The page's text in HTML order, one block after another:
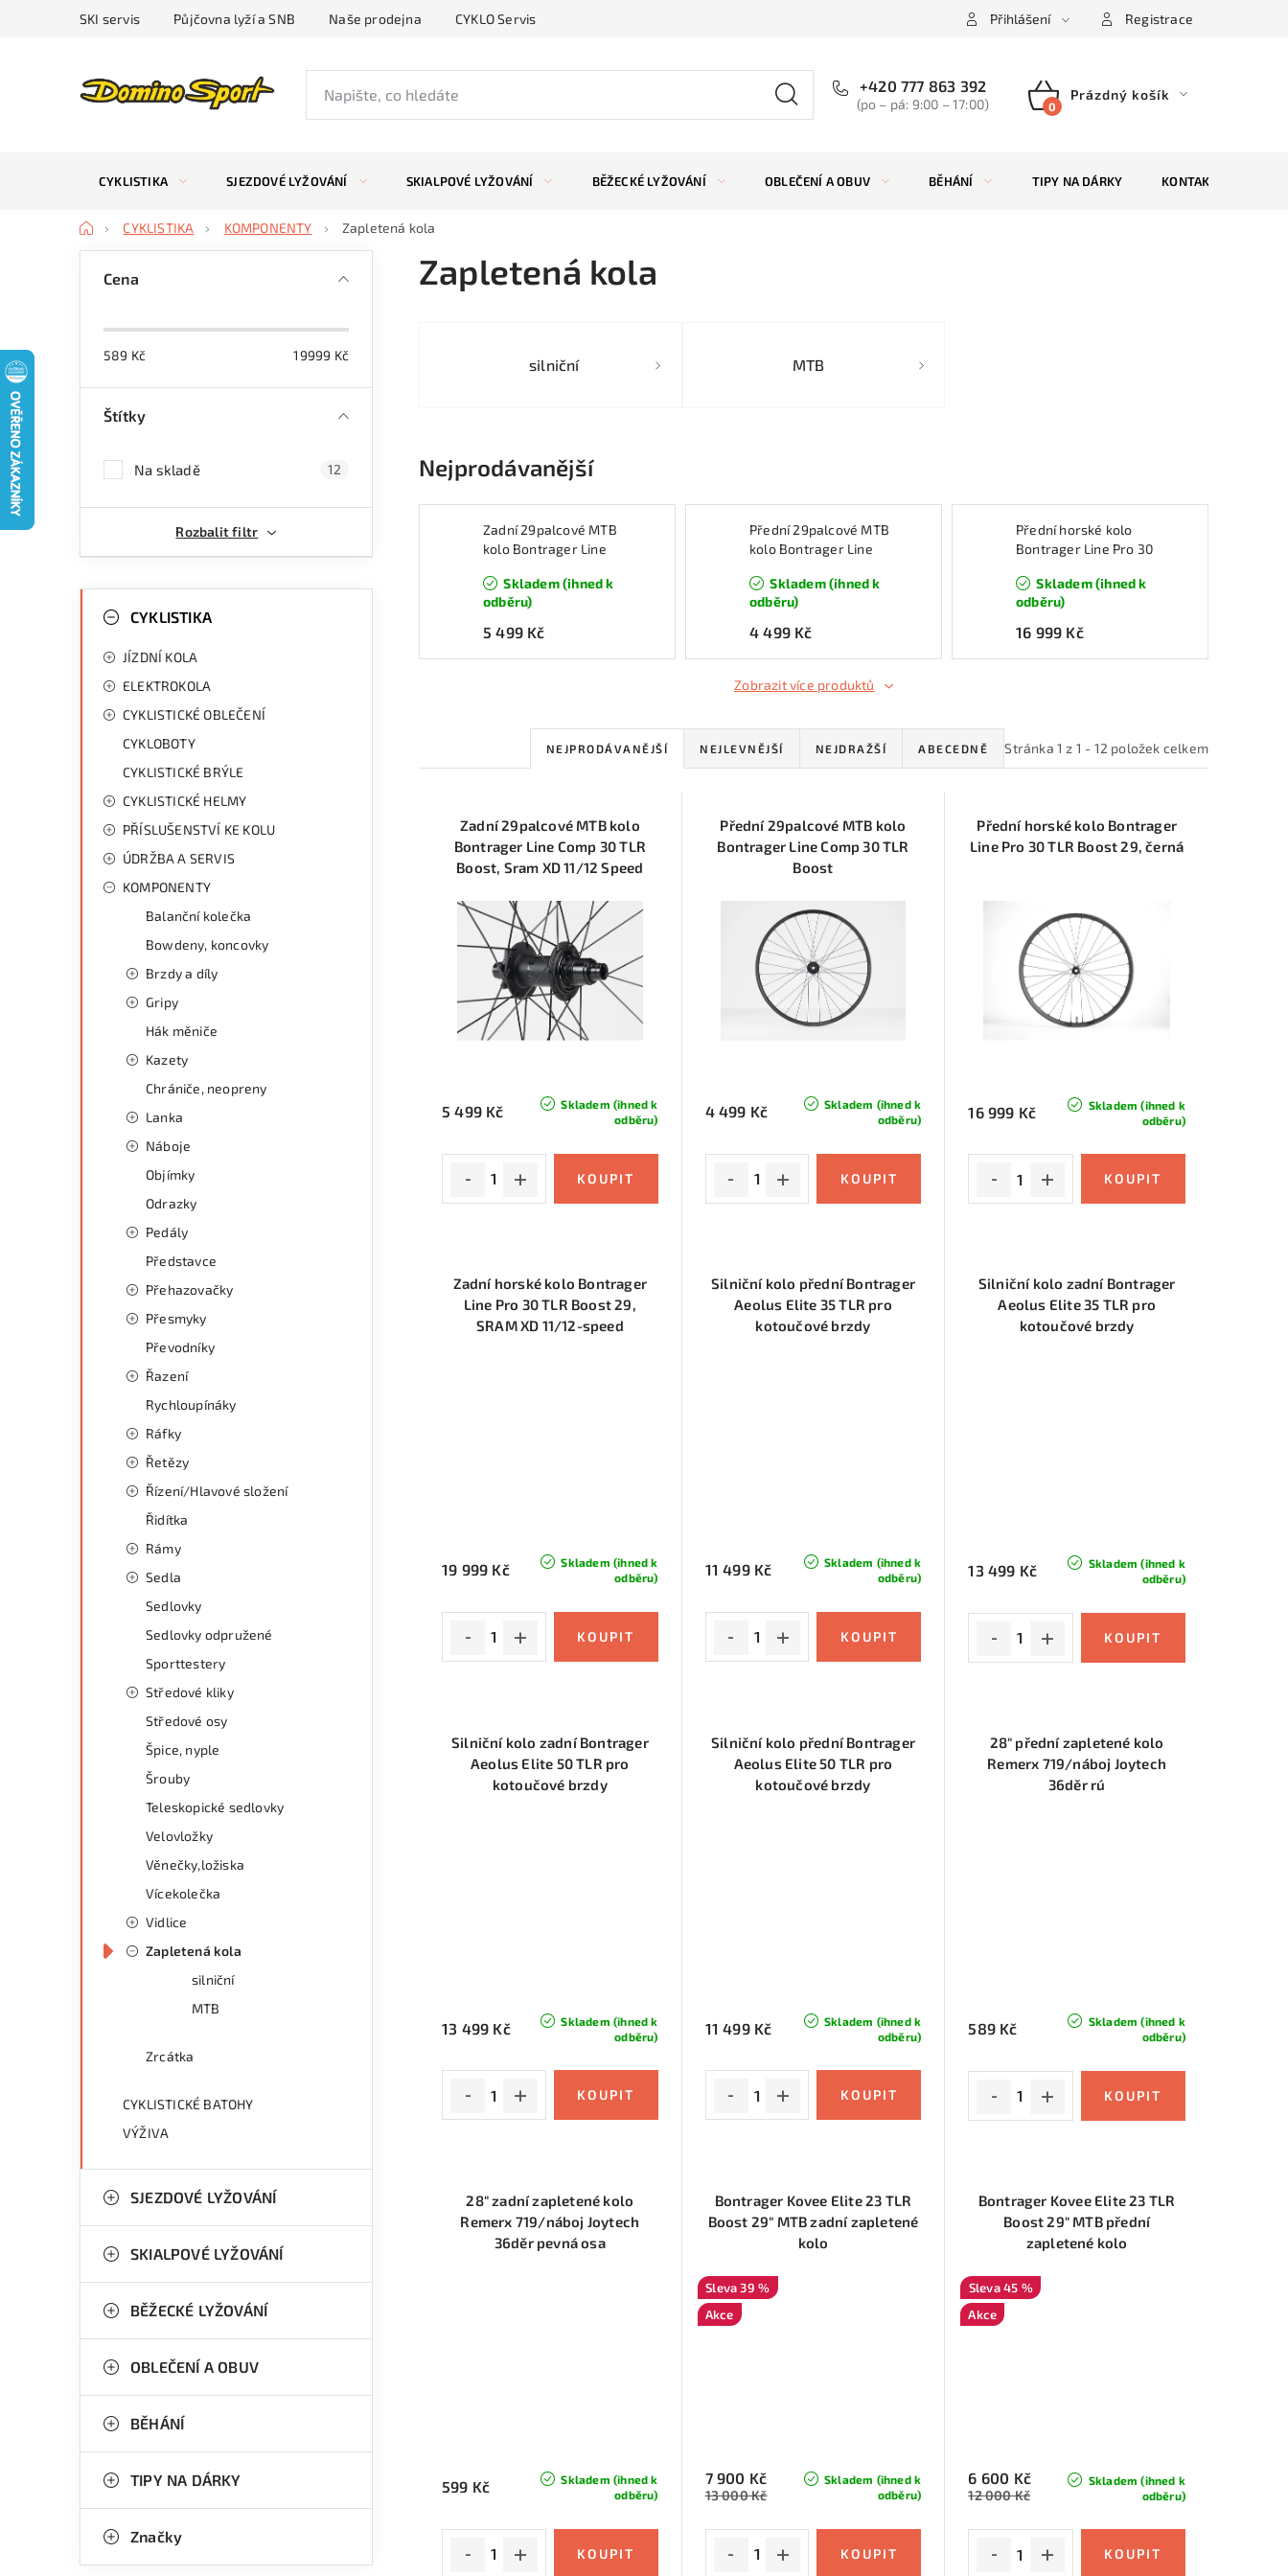
SKI servis Půjčovna lyží a SNB Naše prodejna CYKLO Servis Přihlášení Registrace
+420 777 863 392
(po – pá: 9:00 – 17:00)
NÁKUPNÍ
Prázdný košík
CYKLISTIKA SJEZDOVÉ LYŽOVÁNÍ SKIALPOVÉ LYŽOVÁNÍ BĚŽECKÉ LYŽOVÁNÍ OBLEČENÍ A OBUV BĚHÁNÍ TIPY NA DÁRKY KONTAKTY
DomůCYKLISTIKA KOMPONENTY Zapletená kola
í
p
Cena
589 Kč 19999 Kč
Štítky
Na skladě 12
Rozbalit filtr
kategorieCYKLISTIKA
JÍZDNÍ KOLA
ELEKTROKOLA
CYKLISTICKÉ OBLEČENÍ
CYKLOBOTY
CYKLISTICKÉ BRÝLE
CYKLISTICKÉ HELMY
PŘÍSLUŠENSTVÍ KE KOLU
ÚDRŽBA A SERVIS
KOMPONENTY
Balanční kolečka
Bowdeny, koncovky
Brzdy a díly
Gripy
Hák měniče
Kazety
Chrániče, neopreny
Lanka
Náboje
Objímky
Odrazky
Pedály
Představce
Přehazovačky
Přesmyky
Převodníky
Řazení
Rychloupínáky
Ráfky
Řetězy
Řízení/Hlavové složení
Řidítka
Rámy
Sedla
Sedlovky
Sedlovky odpružené
Sporttestery
Středové kliky
Středové osy
Špice, nyple
Šrouby
Teleskopické sedlovky
Velovložky
Věnečky,ložiska
Vícekolečka
Vidlice
Zapletená kola
silniční
MTB
Zrcátka
CYKLISTICKÉ BATOHY
VÝŽIVA
SJEZDOVÉ LYŽOVÁNÍ
SKIALPOVÉ LYŽOVÁNÍ
BĚŽECKÉ LYŽOVÁNÍ
OBLEČENÍ A OBUV
BĚHÁNÍ
TIPY NA DÁRKY
Značky
Zapletená kola
silniční MTB
Nejprodávanější
Zadní 29palcové MTB
kolo Bontrager Line
Sram XD 11/12 Speed
Skladem (ihned k
odběru)
5 499 Kč
Přední 29palcové MTB
kolo Bontrager Line
Skladem (ihned k
odběru)
4 499 Kč
Přední horské kolo
Bontrager Line Pro 30
Skladem (ihned k
odběru)
16 999 Kč
Zobrazit více produktů
Stránka 1 z 1 - 12 položek celkem
Ř
z
e
í
p
r
o
u
k
NEJPRODÁVANĚJŠÍ NEJLEVNĚJŠÍ NEJDRAŽŠÍ ABECEDNĚ
Zadní 29palcové MTB kolo
Bontrager Line Comp 30 TLR
Boost, Sram XD 11/12 Speed
Skladem (ihned k
odběru)
5 499 Kč
Přední 29palcové MTB kolo
Bontrager Line Comp 30 TLR
Boost
Skladem (ihned k
odběru)
4 499 Kč
Přední horské kolo Bontrager
Line Pro 30 TLR Boost 29, černá
Skladem (ihned k
odběru)
16 999 Kč
Zadní horské kolo Bontrager
Line Pro 30 TLR Boost 29,
SRAM XD 11/12-speed
Skladem (ihned k
odběru)
19 999 Kč
Silniční kolo přední Bontrager
Aeolus Elite 35 TLR pro
kotoučové brzdy
Skladem (ihned k
odběru)
11 499 Kč
Silniční kolo zadní Bontrager
Aeolus Elite 35 TLR pro
kotoučové brzdy
Skladem (ihned k
odběru)
13 499 Kč
Silniční kolo zadní Bontrager
Aeolus Elite 50 TLR pro
kotoučové brzdy
Skladem (ihned k
odběru)
13 499 Kč
Silniční kolo přední Bontrager
Aeolus Elite 50 TLR pro
kotoučové brzdy
Skladem (ihned k
odběru)
11 499 Kč
28" přední zapletené kolo
Remerx 719/náboj Joytech
36děr rú
Skladem (ihned k
odběru)
589 Kč
28" zadní zapletené kolo
Remerx 719/náboj Joytech
36děr pevná osa
Skladem (ihned k
odběru)
599 Kč
Bontrager Kovee Elite 23 TLR
Boost 29" MTB zadní zapletené
kolo
39 %
Akce
Skladem (ihned k
odběru)
7 900 Kč
13 000 Kč
Bontrager Kovee Elite 23 TLR
Boost 29" MTB přední
zapletené kolo
45 %
Akce
Skladem (ihned k
odběru)
6 600 Kč
12 000 Kč